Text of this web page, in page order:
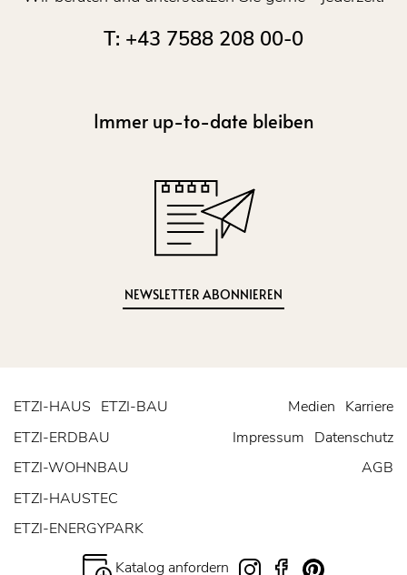
T: +43 7588 208 00-0
Immer up-to-date bleiben
NEWSLETTER ABONNIEREN
ETZI-HAUS ETZI-BAU
ETZI-ERDBAU
ETZI-WOHNBAU
ETZI-HAUSTEC
ETZI-ENERGYPARK
Medien Karriere
Impressum Datenschutz
AGB
Katalog anfordern InstagramFacebookPinterest